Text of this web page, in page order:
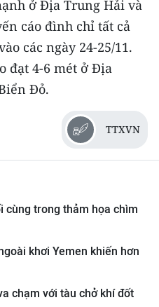
ở Địa Trung Hải và
cáo đình chỉ tất cả
các ngày 24-25/11.
đạt 4-6 mét ở Địa
Đỏ.
TTXVN
cùng trong thảm họa chìm
khơi Yemen khiến hơn
chạm với tàu chở khí đốt